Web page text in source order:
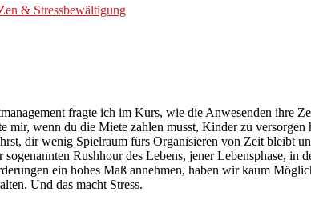
& Stressbewältigung
fragte ich im Kurs, wie die Anwesenden ihre
mir, wenn du die Miete zahlen musst, Kinder zu versorgen
dir wenig Spielraum fürs Organisieren von Zeit bleibt
Rushhour des Lebens, jener Lebensphase, in
ein hohes Maß annehmen, haben wir kaum
Und das macht Stress.